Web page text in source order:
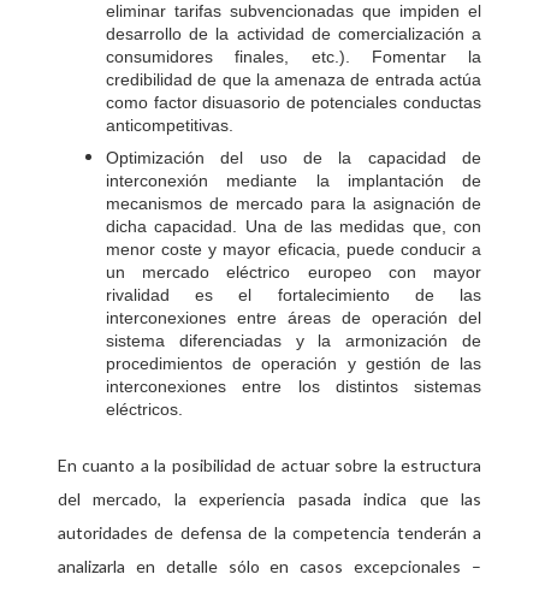
eliminar tarifas subvencionadas que impiden el
desarrollo de la actividad de comercialización a
consumidores finales, etc.). Fomentar la
credibilidad de que la amenaza de entrada actúa
como factor disuasorio de potenciales conductas
anticompetitivas.
Optimización del uso de la capacidad de
interconexión mediante la implantación de
mecanismos de mercado para la asignación de
dicha capacidad. Una de las medidas que, con
menor coste y mayor eficacia, puede conducir a
un mercado eléctrico europeo con mayor
rivalidad es el fortalecimiento de las
interconexiones entre áreas de operación del
sistema diferenciadas y la armonización de
procedimientos de operación y gestión de las
interconexiones entre los distintos sistemas
eléctricos.
En cuanto a la posibilidad de actuar sobre la estructura
del mercado, la experiencia pasada indica que las
autoridades de defensa de la competencia tenderán a
analizarla en detalle sólo en casos excepcionales –